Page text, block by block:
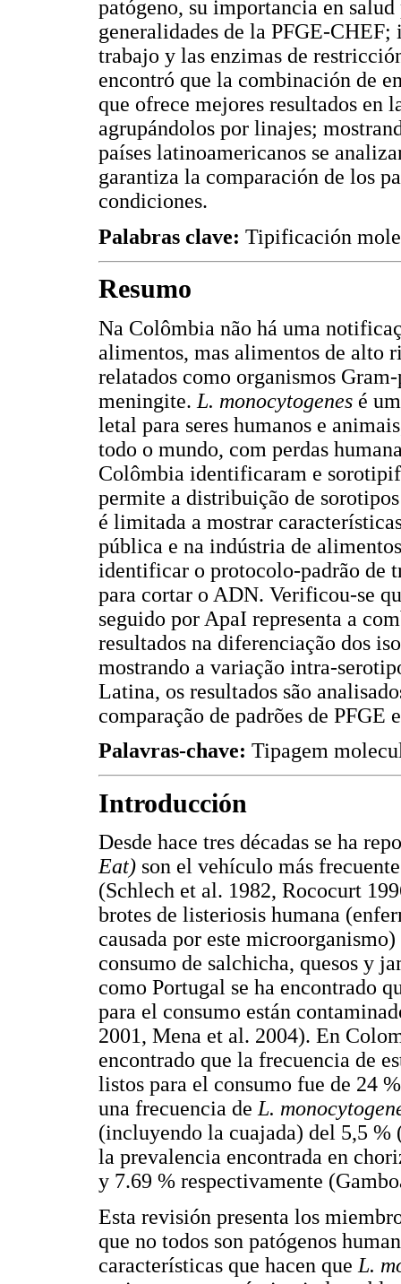
patógeno, su importancia en
generalidades de la PFGE-
trabajo y las enzimas de
encontró que la combinación de
que ofrece mejores resultados en
agrupándolos por linajes;
países latinoamericanos se
garantiza la comparación de los
condiciones.
Palabras clave: Tipificación
Resumo
Na Colômbia não há uma
alimentos, mas alimentos de alto
relatados como organismos
meningite. L. monocytogenes é
letal para seres humanos e
todo o mundo, com perdas
Colômbia identificaram e
permite a distribuição de
é limitada a mostrar
pública e na indústria de
identificar o protocolo-padrão de
para cortar o ADN. Verificou-se
seguido por ApaI representa a
resultados na diferenciação dos
mostrando a variação intra-
Latina, os resultados são
comparação de padrões de PFGE
Palavras-chave: Tipagem
Introducción
Desde hace tres décadas se ha
Eat) son el vehículo más
(Schlech et al. 1982, Rococurt
brotes de listeriosis humana
causada por este
consumo de salchicha, quesos y
como Portugal se ha encontrado
para el consumo están
2001, Mena et al. 2004). En
encontrado que la frecuencia de
listos para el consumo fue de 24
una frecuencia deL.
(incluyendo la cuajada) del 5,5 %
la prevalencia encontrada en
y 7.69 % respectivamente
Esta revisión presenta los
que no todos son patógenos
características que hacen que L.